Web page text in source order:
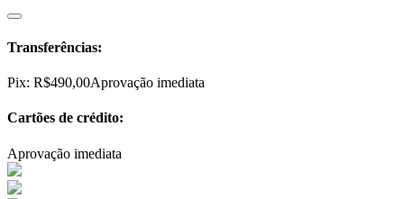
Transferências:
Pix: R$490,00Aprovação imediata
Cartões de crédito:
Aprovação imediata